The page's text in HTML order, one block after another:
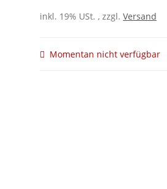
inkl. 19% USt. , zzgl. Versand
Momentan nicht verfügbar